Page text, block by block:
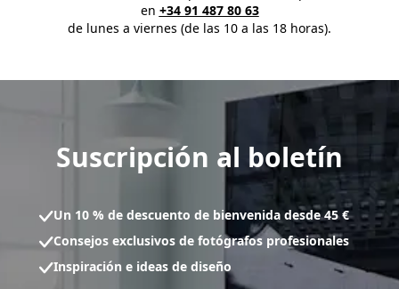
en +34 91 487 80 63
de lunes a viernes (de las 10 a las 18 horas).
Suscripción al boletín
Un 10 % de descuento de bienvenida desde 45 €
Consejos exclusivos de fotógrafos profesionales
Inspiración e ideas de diseño